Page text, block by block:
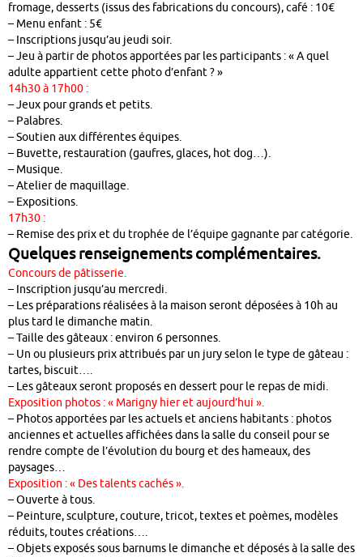
fromage, desserts (issus des fabrications du concours), café : 10€
– Menu enfant : 5€
– Inscriptions jusqu’au jeudi soir.
– Jeu à partir de photos apportées par les participants : « A quel
adulte appartient cette photo d’enfant ? »
14h30 à 17h00 :
– Jeux pour grands et petits.
– Palabres.
– Soutien aux différentes équipes.
– Buvette, restauration (gaufres, glaces, hot dog…).
– Musique.
– Atelier de maquillage.
– Expositions.
17h30 :
– Remise des prix et du trophée de l’équipe gagnante par catégorie.
Quelques renseignements complémentaires.
Concours de pâtisserie.
– Inscription jusqu’au mercredi.
– Les préparations réalisées à la maison seront déposées à 10h au
plus tard le dimanche matin.
– Taille des gâteaux : environ 6 personnes.
– Un ou plusieurs prix attribués par un jury selon le type de gâteau :
tartes, biscuit….
– Les gâteaux seront proposés en dessert pour le repas de midi.
Exposition photos : « Marigny hier et aujourd’hui ».
– Photos apportées par les actuels et anciens habitants : photos
anciennes et actuelles affichées dans la salle du conseil pour se
rendre compte de l’évolution du bourg et des hameaux, des
paysages…
Exposition : « Des talents cachés ».
– Ouverte à tous.
– Peinture, sculpture, couture, tricot, textes et poèmes, modèles
réduits, toutes créations….
– Objets exposés sous barnums le dimanche et déposés à la salle des